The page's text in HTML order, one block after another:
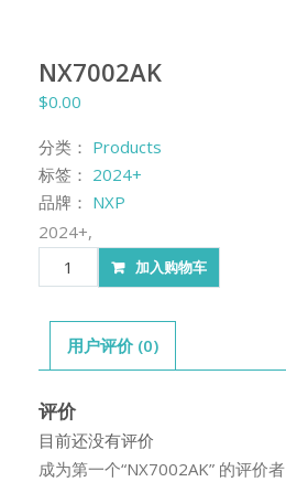
NX7002AK
$0.00
分类： Products
标签： 2024+
品牌： NXP
2024+,
NX7002AK
数
加入购物车
用户评价 (0)
评价
目前还没有评价
成为第一个“NX7002AK” 的评价者